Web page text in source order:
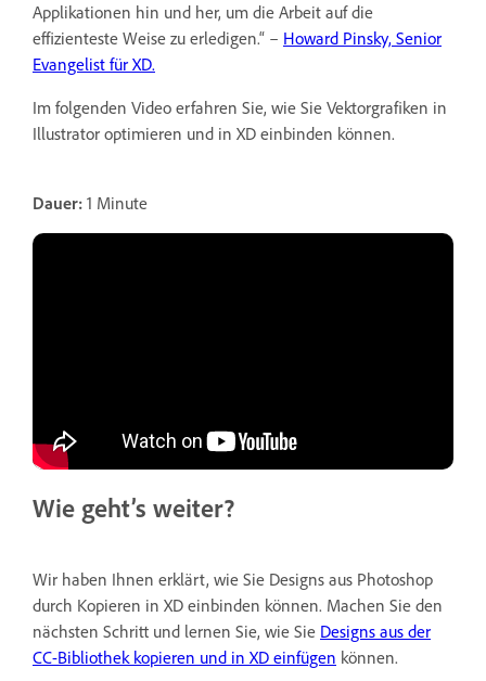
Applikationen hin und her, um die Arbeit auf die
effizienteste Weise zu erledigen.“ – Howard Pinsky, Senior
Evangelist für XD.
Im folgenden Video erfahren Sie, wie Sie Vektorgrafiken in
Illustrator optimieren und in XD einbinden können.
Dauer: 1 Minute
Wie geht’s weiter?
Wir haben Ihnen erklärt, wie Sie Designs aus Photoshop
durch Kopieren in XD einbinden können. Machen Sie den
nächsten Schritt und lernen Sie, wie Sie Designs aus der
CC-Bibliothek kopieren und in XD einfügen können.